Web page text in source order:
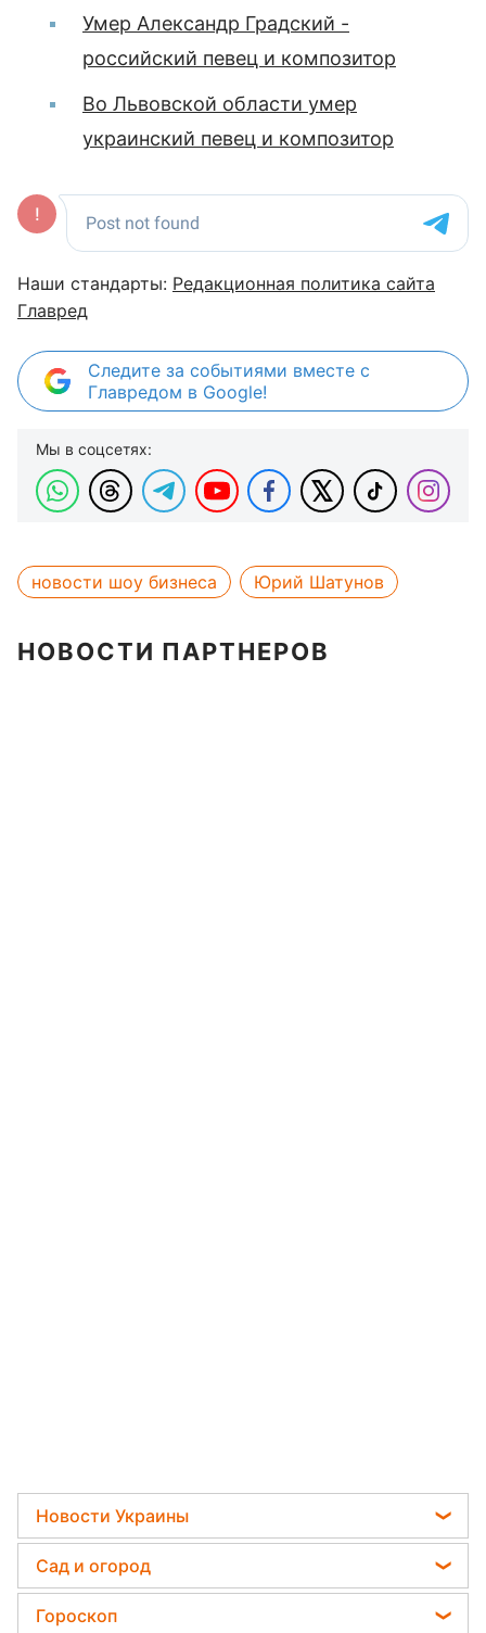
Умер Александр Градский -
российский певец и композитор
Во Львовской области умер
украинский певец и композитор
Наши стандарты: Редакционная политика сайта
Главред
Следите за событиями вместе с
Главредом в Google!
Мы в соцсетях:
новости шоу бизнеса Юрий Шатунов
НОВОСТИ ПАРТНЕРОВ
Новости Украины
Пенсии в Украине
Мобилизация
Политика
Сад и огород
Садовод назвал самое эффективное средство
Гороскоп